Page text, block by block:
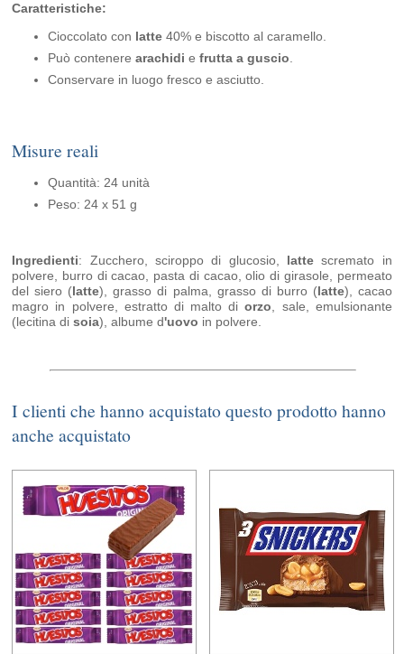
Caratteristiche:
Cioccolato con latte 40% e biscotto al caramello.
Può contenerearachidi efrutta a guscio
Conservare in luogo fresco e asciutto.
Misure reali
Quantità: 24 unità
Peso: 24 x 51 g
Ingredienti: Zucchero, sciroppo di glucosio, latte scremato in
polvere, burro di cacao, pasta di cacao, olio di girasole, permeato
del siero (latte), grasso di palma, grasso di burro (latte), cacao
magro in polvere, estratto di malto diorzo , sale, emulsionante
(lecitina disoia), albume d'uovo in polvere.
I clienti che hanno acquistato questo prodotto hanno
anche acquistato